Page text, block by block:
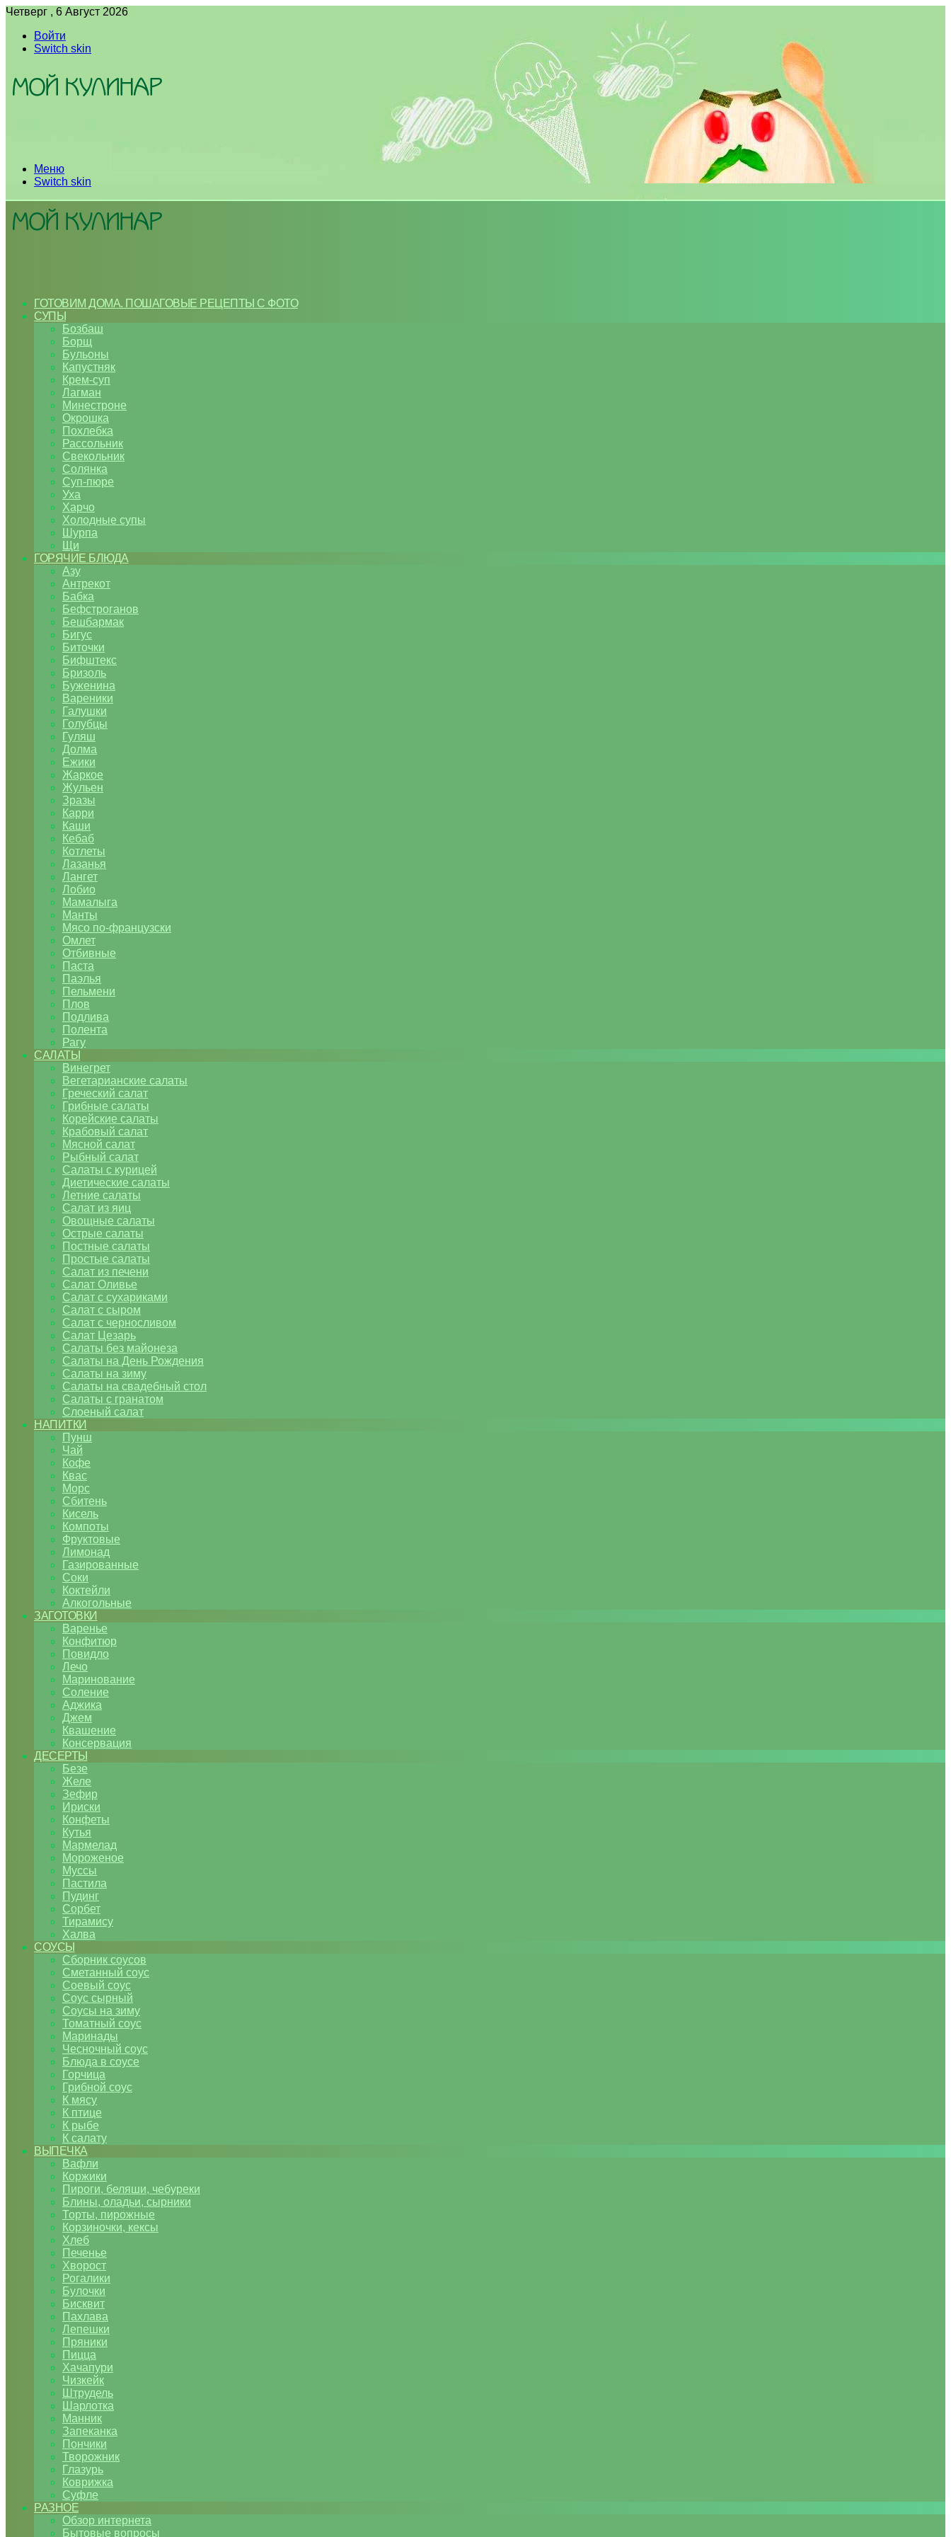
Четверг , 6 Август 2026
Войти
Switch skin
Меню
Switch skin
ГОТОВИМ ДОМА. ПОШАГОВЫЕ РЕЦЕПТЫ С ФОТО
СУПЫ
Бозбаш
Борщ
Бульоны
Капустняк
Крем-суп
Лагман
Минестроне
Окрошка
Похлебка
Рассольник
Свекольник
Солянка
Суп-пюре
Уха
Харчо
Холодные супы
Шурпа
Щи
ГОРЯЧИЕ БЛЮДА
Азу
Антрекот
Бабка
Бефстроганов
Бешбармак
Бигус
Биточки
Бифштекс
Бризоль
Буженина
Вареники
Галушки
Голубцы
Гуляш
Долма
Ежики
Жаркое
Жульен
Зразы
Карри
Каши
Кебаб
Котлеты
Лазанья
Лангет
Лобио
Мамалыга
Манты
Мясо по-французски
Омлет
Отбивные
Паста
Паэлья
Пельмени
Плов
Подлива
Полента
Рагу
САЛАТЫ
Винегрет
Вегетарианские салаты
Греческий салат
Грибные салаты
Корейские салаты
Крабовый салат
Мясной салат
Рыбный салат
Салаты с курицей
Диетические салаты
Летние салаты
Салат из яиц
Овощные салаты
Острые салаты
Постные салаты
Простые салаты
Салат из печени
Салат Оливье
Салат с сухариками
Салат с сыром
Салат с черносливом
Салат Цезарь
Салаты без майонеза
Салаты на День Рождения
Салаты на зиму
Салаты на свадебный стол
Салаты с гранатом
Слоеный салат
НАПИТКИ
Пунш
Чай
Кофе
Квас
Морс
Сбитень
Кисель
Компоты
Фруктовые
Лимонад
Газированные
Соки
Коктейли
Алкогольные
ЗАГОТОВКИ
Варенье
Конфитюр
Повидло
Лечо
Маринование
Соление
Аджика
Джем
Квашение
Консервация
ДЕСЕРТЫ
Безе
Желе
Зефир
Ириски
Конфеты
Кутья
Мармелад
Мороженое
Муссы
Пастила
Пудинг
Сорбет
Тирамису
Халва
СОУСЫ
Сборник соусов
Сметанный соус
Соевый соус
Соус сырный
Соусы на зиму
Томатный соус
Маринады
Чесночный соус
Блюда в соусе
Горчица
Грибной соус
К мясу
К птице
К рыбе
К салату
ВЫПЕЧКА
Вафли
Коржики
Пироги, беляши, чебуреки
Блины, оладьи, сырники
Торты, пирожные
Корзиночки, кексы
Хлеб
Печенье
Хворост
Рогалики
Булочки
Бисквит
Пахлава
Лепешки
Пряники
Пицца
Хачапури
Чизкейк
Штрудель
Шарлотка
Манник
Запеканка
Пончики
Творожник
Глазурь
Коврижка
Суфле
РАЗНОЕ
Обзор интернета
Бытовые вопросы